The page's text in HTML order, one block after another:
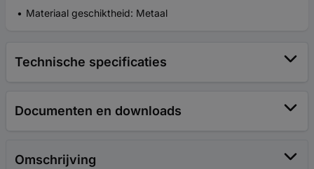
Materiaal geschiktheid: Metaal
Technische specificaties
Documenten en downloads
Omschrijving